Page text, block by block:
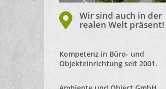
Wir sind auch in der
realen Welt präsent!
Kompetenz in Büro- und
Objekteinrichtung seit 2001.